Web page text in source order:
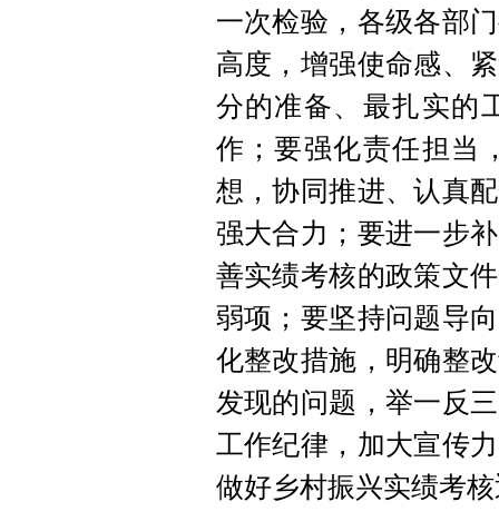
一次检验，各级各部
高度，增强使命感、
分的准备、最扎实的
作；要强化责任担当
想，协同推进、认真
强大合力；要进一步
善实绩考核的政策文
弱项；要坚持问题导
化整改措施，明确整
发现的问题，举一反
工作纪律，加大宣传
做好乡村振兴实绩考